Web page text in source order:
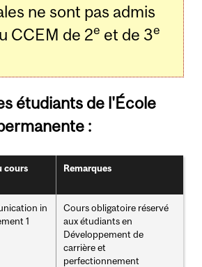
ne sont pas admis
CCEM de 2e et de 3e
étudiants de l'École
:
cours Remarques
in
1
Cours obligatoire réservé
aux étudiants en
Développement de
carrière et
perfectionnement